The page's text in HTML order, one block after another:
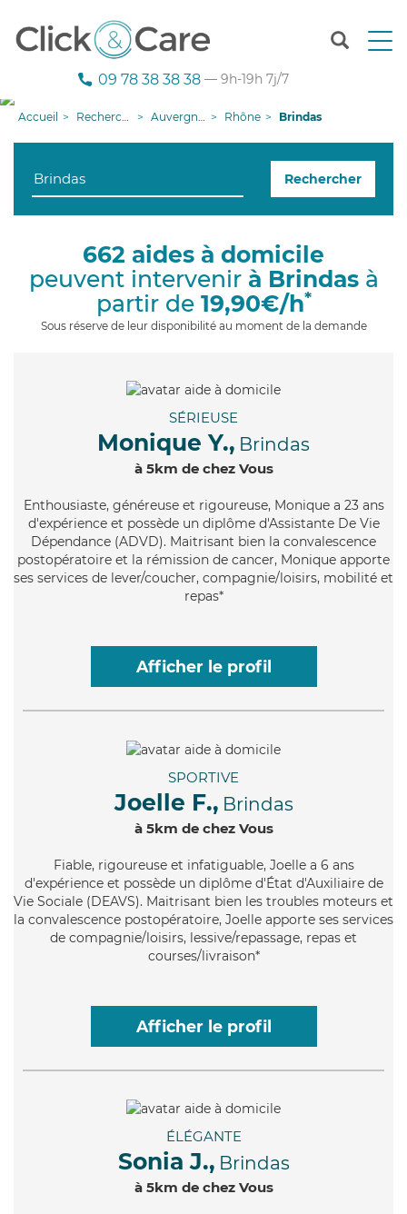
T
n
g
09 78 38 38 38 — 9h-19h 7j/7
Accueil Recherche aide à domicile Auvergne-Rhône-Alpes Rhône Brindas
Rechercher
662 aides à domicile
peuvent intervenir à Brindasà
partir de 19,90€/h*
Sous réserve de leur disponibilité au moment de la demande
SÉRIEUSE
Monique Y., Brindas
à 5km de chez Vous
Enthousiaste, généreuse et rigoureuse, Monique a 23 ans
d'expérience et possède un diplôme d'Assistante De Vie
Dépendance (ADVD). Maitrisant bien la convalescence
postopératoire et la rémission de cancer, Monique apporte
ses services de lever/coucher, compagnie/loisirs, mobilité et
repas*
Afficher le profil
SPORTIVE
Joelle F., Brindas
à 5km de chez Vous
Fiable, rigoureuse et infatiguable, Joelle a 6 ans
d'expérience et possède un diplôme d'État d'Auxiliaire de
Vie Sociale (DEAVS). Maitrisant bien les troubles moteurs et
la convalescence postopératoire, Joelle apporte ses services
de compagnie/loisirs, lessive/repassage, repas et
courses/livraison*
Afficher le profil
ÉLÉGANTE
Sonia J., Brindas
à 5km de chez Vous